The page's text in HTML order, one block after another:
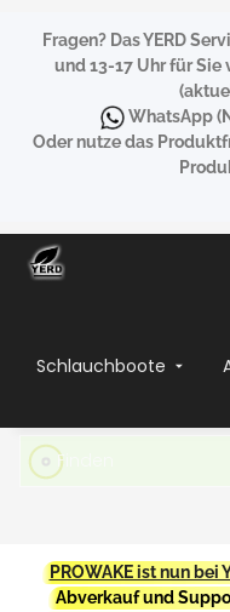
Fragen? Das YERD
und 13-17 Uhr für Sie
WhatsApp
Oder nutze das
Schlauchboote
PROWAKE ist nun bei
Abverkauf und